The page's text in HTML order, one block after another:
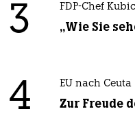
3 FDP-Chef
„Wie Sie
4 EU nach Ceuta
Zur Freude